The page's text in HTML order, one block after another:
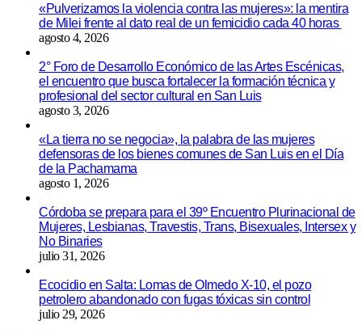
«Pulverizamos la violencia contra las mujeres»: la mentira
de Milei frente al dato real de un femicidio cada 40 horas
agosto 4, 2026
2° Foro de Desarrollo Económico de las Artes Escénicas,
el encuentro que busca fortalecer la formación técnica y
profesional del sector cultural en San Luis
agosto 3, 2026
«La tierra no se negocia», la palabra de las mujeres
defensoras de los bienes comunes de San Luis en el Día
de la Pachamama
agosto 1, 2026
Córdoba se prepara para el 39º Encuentro Plurinacional de
Mujeres, Lesbianas, Travestis, Trans, Bisexuales, Intersex y
No Binaries
julio 31, 2026
Ecocidio en Salta: Lomas de Olmedo X-10, el pozo
petrolero abandonado con fugas tóxicas sin control
julio 29, 2026